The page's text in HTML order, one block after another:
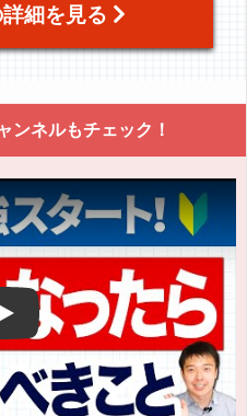
細を見る
ンネルもチェック！
Play